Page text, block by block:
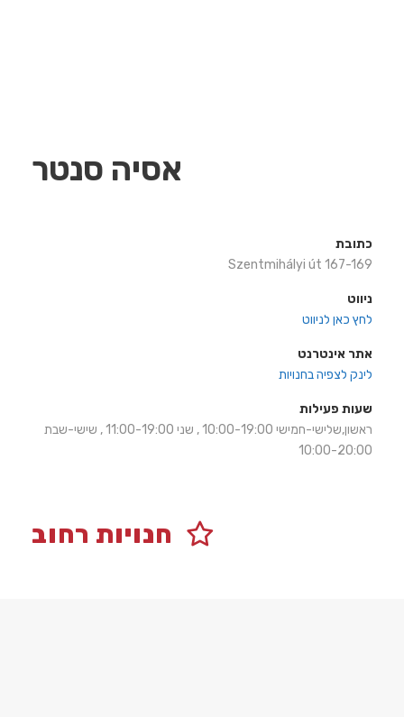
אסיה סנטר
כתובת
Szentmihályi út 167-169
ניווט
לחץ כאן לניווט
אתר אינטרנט
לינק לצפיה בחנויות
שעות פעילות
ראשון,שלישי-חמישי 10:00-19:00 , שני 11:00-19:00 , שישי-שבת
10:00-20:00
חנויות רחוב